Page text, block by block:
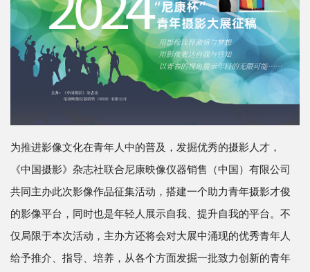
为推进影像文化在青年人中的普及，发掘优秀的摄影人才，
《中国摄影》杂志社联合尼康映像仪器销售（中国）有限公司
共同主办此次影像作品征集活动，搭建一个助力青年摄影才俊
的影像平台，同时也是年轻人展示自我、提升自我的平台。不
仅局限于本次活动，主办方还将会对大展中涌现的优秀青年人
给予推介、指导、培养，从各个方面发掘一批致力创新的青年